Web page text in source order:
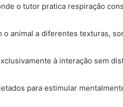
o tutor pratica respiração
o animal a diferentes texturas,
à interação sem
para estimular